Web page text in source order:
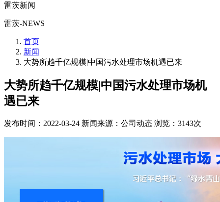
雷茨新闻
雷茨-NEWS
首页
新闻
大势所趋千亿规模|中国污水处理市场机遇已来
大势所趋千亿规模|中国污水处理市场机
遇已来
发布时间：2022-03-24 新闻来源：公司动态 浏览：3143次